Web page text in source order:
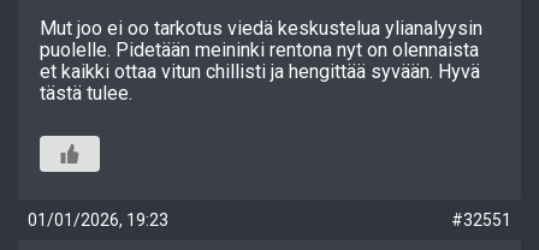
Mut joo ei oo tarkotus viedä keskustelua ylianalyysin
puolelle. Pidetään meininki rentona nyt on olennaista
et kaikki ottaa vitun chillisti ja hengittää syvään. Hyvä
tästä tulee.
01/01/2026, 19:23 #32551